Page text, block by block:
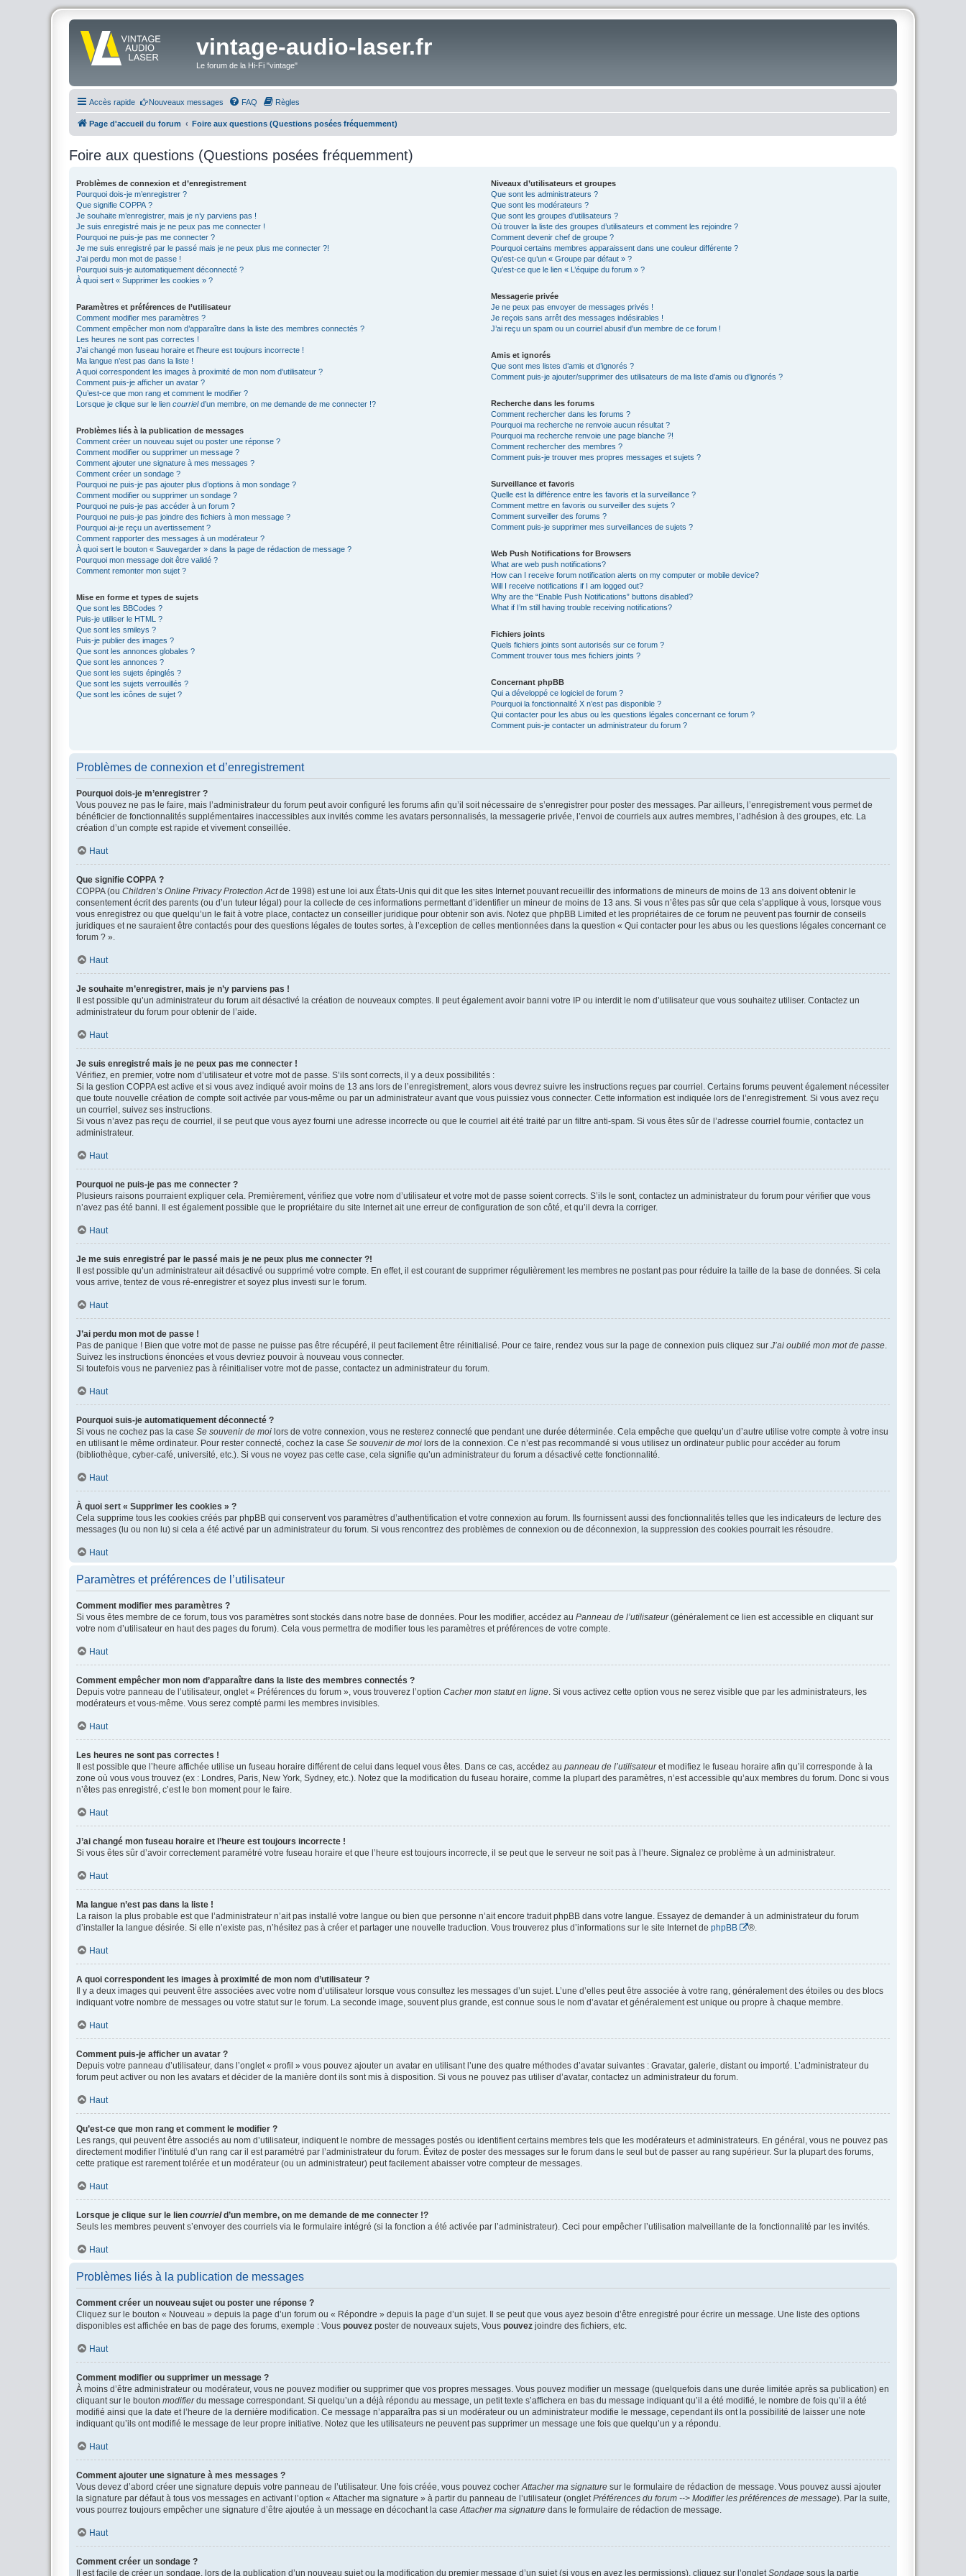
vintage-audio-laser.fr
Le forum de la Hi-Fi "vintage"
Accès rapide Nouveaux messages FAQ Règles
Page d'accueil du forum Foire aux questions (Questions posées fréquemment)
Foire aux questions (Questions posées fréquemment)
Problèmes de connexion et d’enregistrement
Pourquoi dois-je m’enregistrer ?
Que signifie COPPA ?
Je souhaite m’enregistrer, mais je n’y parviens pas !
Je suis enregistré mais je ne peux pas me connecter !
Pourquoi ne puis-je pas me connecter ?
Je me suis enregistré par le passé mais je ne peux plus me connecter ?!
J’ai perdu mon mot de passe !
Pourquoi suis-je automatiquement déconnecté ?
À quoi sert « Supprimer les cookies » ?
Paramètres et préférences de l’utilisateur
Comment modifier mes paramètres ?
Comment empêcher mon nom d’apparaître dans la liste des membres connectés ?
Les heures ne sont pas correctes !
J’ai changé mon fuseau horaire et l’heure est toujours incorrecte !
Ma langue n’est pas dans la liste !
A quoi correspondent les images à proximité de mon nom d’utilisateur ?
Comment puis-je afficher un avatar ?
Qu’est-ce que mon rang et comment le modifier ?
Lorsque je clique sur le lien courrield’un membre, on me demande de me connecter !?
Problèmes liés à la publication de messages
Comment créer un nouveau sujet ou poster une réponse ?
Comment modifier ou supprimer un message ?
Comment ajouter une signature à mes messages ?
Comment créer un sondage ?
Pourquoi ne puis-je pas ajouter plus d’options à mon sondage ?
Comment modifier ou supprimer un sondage ?
Pourquoi ne puis-je pas accéder à un forum ?
Pourquoi ne puis-je pas joindre des fichiers à mon message ?
Pourquoi ai-je reçu un avertissement ?
Comment rapporter des messages à un modérateur ?
À quoi sert le bouton « Sauvegarder » dans la page de rédaction de message ?
Pourquoi mon message doit être validé ?
Comment remonter mon sujet ?
Mise en forme et types de sujets
Que sont les BBCodes ?
Puis-je utiliser le HTML ?
Que sont les smileys ?
Puis-je publier des images ?
Que sont les annonces globales ?
Que sont les annonces ?
Que sont les sujets épinglés ?
Que sont les sujets verrouillés ?
Que sont les icônes de sujet ?
Niveaux d’utilisateurs et groupes
Que sont les administrateurs ?
Que sont les modérateurs ?
Que sont les groupes d’utilisateurs ?
Où trouver la liste des groupes d’utilisateurs et comment les rejoindre ?
Comment devenir chef de groupe ?
Pourquoi certains membres apparaissent dans une couleur différente ?
Qu’est-ce qu’un « Groupe par défaut » ?
Qu’est-ce que le lien « L’équipe du forum » ?
Messagerie privée
Je ne peux pas envoyer de messages privés !
Je reçois sans arrêt des messages indésirables !
J’ai reçu un spam ou un courriel abusif d’un membre de ce forum !
Amis et ignorés
Que sont mes listes d’amis et d’ignorés ?
Comment puis-je ajouter/supprimer des utilisateurs de ma liste d’amis ou d’ignorés ?
Recherche dans les forums
Comment rechercher dans les forums ?
Pourquoi ma recherche ne renvoie aucun résultat ?
Pourquoi ma recherche renvoie une page blanche ?!
Comment rechercher des membres ?
Comment puis-je trouver mes propres messages et sujets ?
Surveillance et favoris
Quelle est la différence entre les favoris et la surveillance ?
Comment mettre en favoris ou surveiller des sujets ?
Comment surveiller des forums ?
Comment puis-je supprimer mes surveillances de sujets ?
Web Push Notifications for Browsers
What are web push notifications?
How can I receive forum notification alerts on my computer or mobile device?
Will I receive notifications if I am logged out?
Why are the “Enable Push Notifications” buttons disabled?
What if I’m still having trouble receiving notifications?
Fichiers joints
Quels fichiers joints sont autorisés sur ce forum ?
Comment trouver tous mes fichiers joints ?
Concernant phpBB
Qui a développé ce logiciel de forum ?
Pourquoi la fonctionnalité X n’est pas disponible ?
Qui contacter pour les abus ou les questions légales concernant ce forum ?
Comment puis-je contacter un administrateur du forum ?
Problèmes de connexion et d’enregistrement
Pourquoi dois-je m’enregistrer ?
Vous pouvez ne pas le faire, mais l’administrateur du forum peut avoir configuré les forums afin qu’il soit nécessaire de s’enregistrer pour poster des messages. Par ailleurs, l’enregistrement vous permet de
bénéficier de fonctionnalités supplémentaires inaccessibles aux invités comme les avatars personnalisés, la messagerie privée, l’envoi de courriels aux autres membres, l’adhésion à des groupes, etc. La
création d’un compte est rapide et vivement conseillée.
Haut
Que signifie COPPA ?
COPPA (ou Children’s Online Privacy Protection Actde 1998) est une loi aux États-Unis qui dit que les sites Internet pouvant recueillir des informations de mineurs de moins de 13 ans doivent obtenir le
consentement écrit des parents (ou d’un tuteur légal) pour la collecte de ces informations permettant d’identifier un mineur de moins de 13 ans. Si vous n’êtes pas sûr que cela s’applique à vous, lorsque vous
vous enregistrez ou que quelqu’un le fait à votre place, contactez un conseiller juridique pour obtenir son avis. Notez que phpBB Limited et les propriétaires de ce forum ne peuvent pas fournir de conseils
juridiques et ne sauraient être contactés pour des questions légales de toutes sortes, à l’exception de celles mentionnées dans la question « Qui contacter pour les abus ou les questions légales concernant ce
forum ? ».
Haut
Je souhaite m’enregistrer, mais je n’y parviens pas !
Il est possible qu’un administrateur du forum ait désactivé la création de nouveaux comptes. Il peut également avoir banni votre IP ou interdit le nom d’utilisateur que vous souhaitez utiliser. Contactez un
administrateur du forum pour obtenir de l’aide.
Haut
Je suis enregistré mais je ne peux pas me connecter !
Vérifiez, en premier, votre nom d’utilisateur et votre mot de passe. S’ils sont corrects, il y a deux possibilités :
Si la gestion COPPA est active et si vous avez indiqué avoir moins de 13 ans lors de l’enregistrement, alors vous devrez suivre les instructions reçues par courriel. Certains forums peuvent également nécessiter
que toute nouvelle création de compte soit activée par vous-même ou par un administrateur avant que vous puissiez vous connecter. Cette information est indiquée lors de l’enregistrement. Si vous avez reçu
un courriel, suivez ses instructions.
Si vous n’avez pas reçu de courriel, il se peut que vous ayez fourni une adresse incorrecte ou que le courriel ait été traité par un filtre anti-spam. Si vous êtes sûr de l’adresse courriel fournie, contactez un
administrateur.
Haut
Pourquoi ne puis-je pas me connecter ?
Plusieurs raisons pourraient expliquer cela. Premièrement, vérifiez que votre nom d’utilisateur et votre mot de passe soient corrects. S’ils le sont, contactez un administrateur du forum pour vérifier que vous
n’avez pas été banni. Il est également possible que le propriétaire du site Internet ait une erreur de configuration de son côté, et qu’il devra la corriger.
Haut
Je me suis enregistré par le passé mais je ne peux plus me connecter ?!
Il est possible qu’un administrateur ait désactivé ou supprimé votre compte. En effet, il est courant de supprimer régulièrement les membres ne postant pas pour réduire la taille de la base de données. Si cela
vous arrive, tentez de vous ré-enregistrer et soyez plus investi sur le forum.
Haut
J’ai perdu mon mot de passe !
Pas de panique ! Bien que votre mot de passe ne puisse pas être récupéré, il peut facilement être réinitialisé. Pour ce faire, rendez vous sur la page de connexion puis cliquez sur J’ai oublié mon mot de passe
Suivez les instructions énoncées et vous devriez pouvoir à nouveau vous connecter.
Si toutefois vous ne parveniez pas à réinitialiser votre mot de passe, contactez un administrateur du forum.
Haut
Pourquoi suis-je automatiquement déconnecté ?
Si vous ne cochez pas la case Se souvenir de moi lors de votre connexion, vous ne resterez connecté que pendant une durée déterminée. Cela empêche que quelqu’un d’autre utilise votre compte à votre insu
en utilisant le même ordinateur. Pour rester connecté, cochez la case Se souvenir de moi lors de la connexion. Ce n’est pas recommandé si vous utilisez un ordinateur public pour accéder au forum
(bibliothèque, cyber-café, université, etc.). Si vous ne voyez pas cette case, cela signifie qu’un administrateur du forum a désactivé cette fonctionnalité.
Haut
À quoi sert « Supprimer les cookies » ?
Cela supprime tous les cookies créés par phpBB qui conservent vos paramètres d’authentification et votre connexion au forum. Ils fournissent aussi des fonctionnalités telles que les indicateurs de lecture des
messages (lu ou non lu) si cela a été activé par un administrateur du forum. Si vous rencontrez des problèmes de connexion ou de déconnexion, la suppression des cookies pourrait les résoudre.
Haut
Paramètres et préférences de l’utilisateur
Comment modifier mes paramètres ?
Si vous êtes membre de ce forum, tous vos paramètres sont stockés dans notre base de données. Pour les modifier, accédez au Panneau de l’utilisateur(généralement ce lien est accessible en cliquant sur
votre nom d’utilisateur en haut des pages du forum). Cela vous permettra de modifier tous les paramètres et préférences de votre compte.
Haut
Comment empêcher mon nom d’apparaître dans la liste des membres connectés ?
Depuis votre panneau de l’utilisateur, onglet « Préférences du forum », vous trouverez l’option Cacher mon statut en ligne . Si vous activez cette option vous ne serez visible que par les administrateurs, les
modérateurs et vous-même. Vous serez compté parmi les membres invisibles.
Haut
Les heures ne sont pas correctes !
Il est possible que l’heure affichée utilise un fuseau horaire différent de celui dans lequel vous êtes. Dans ce cas, accédez au panneau de l’utilisateuret modifiez le fuseau horaire afin qu’il corresponde à la
zone où vous vous trouvez (ex : Londres, Paris, New York, Sydney, etc.). Notez que la modification du fuseau horaire, comme la plupart des paramètres, n’est accessible qu’aux membres du forum. Donc si vous
n’êtes pas enregistré, c’est le bon moment pour le faire.
Haut
J’ai changé mon fuseau horaire et l’heure est toujours incorrecte !
Si vous êtes sûr d’avoir correctement paramétré votre fuseau horaire et que l’heure est toujours incorrecte, il se peut que le serveur ne soit pas à l’heure. Signalez ce problème à un administrateur.
Haut
Ma langue n’est pas dans la liste !
La raison la plus probable est que l’administrateur n’ait pas installé votre langue ou bien que personne n’ait encore traduit phpBB dans votre langue. Essayez de demander à un administrateur du forum
d’installer la langue désirée. Si elle n’existe pas, n’hésitez pas à créer et partager une nouvelle traduction. Vous trouverez plus d’informations sur le site Internet de phpBB ®.
Haut
A quoi correspondent les images à proximité de mon nom d’utilisateur ?
Il y a deux images qui peuvent être associées avec votre nom d’utilisateur lorsque vous consultez les messages d’un sujet. L’une d’elles peut être associée à votre rang, généralement des étoiles ou des blocs
indiquant votre nombre de messages ou votre statut sur le forum. La seconde image, souvent plus grande, est connue sous le nom d’avatar et généralement est unique ou propre à chaque membre.
Haut
Comment puis-je afficher un avatar ?
Depuis votre panneau d’utilisateur, dans l’onglet « profil » vous pouvez ajouter un avatar en utilisant l’une des quatre méthodes d’avatar suivantes : Gravatar, galerie, distant ou importé. L’administrateur du
forum peut activer ou non les avatars et décider de la manière dont ils sont mis à disposition. Si vous ne pouvez pas utiliser d’avatar, contactez un administrateur du forum.
Haut
Qu’est-ce que mon rang et comment le modifier ?
Les rangs, qui peuvent être associés au nom d’utilisateur, indiquent le nombre de messages postés ou identifient certains membres tels que les modérateurs et administrateurs. En général, vous ne pouvez pas
directement modifier l’intitulé d’un rang car il est paramétré par l’administrateur du forum. Évitez de poster des messages sur le forum dans le seul but de passer au rang supérieur. Sur la plupart des forums,
cette pratique est rarement tolérée et un modérateur (ou un administrateur) peut facilement abaisser votre compteur de messages.
Haut
Lorsque je clique sur le lien courrield’un membre, on me demande de me connecter !?
Seuls les membres peuvent s’envoyer des courriels via le formulaire intégré (si la fonction a été activée par l’administrateur). Ceci pour empêcher l’utilisation malveillante de la fonctionnalité par les invités.
Haut
Problèmes liés à la publication de messages
Comment créer un nouveau sujet ou poster une réponse ?
Cliquez sur le bouton « Nouveau » depuis la page d’un forum ou « Répondre » depuis la page d’un sujet. Il se peut que vous ayez besoin d’être enregistré pour écrire un message. Une liste des options
disponibles est affichée en bas de page des forums, exemple : Vous pouvez poster de nouveaux sujets, Vous pouvez joindre des fichiers, etc.
Haut
Comment modifier ou supprimer un message ?
À moins d’être administrateur ou modérateur, vous ne pouvez modifier ou supprimer que vos propres messages. Vous pouvez modifier un message (quelquefois dans une durée limitée après sa publication) en
cliquant sur le bouton modifierdu message correspondant. Si quelqu’un a déjà répondu au message, un petit texte s’affichera en bas du message indiquant qu’il a été modifié, le nombre de fois qu’il a été
modifié ainsi que la date et l’heure de la dernière modification. Ce message n’apparaîtra pas si un modérateur ou un administrateur modifie le message, cependant ils ont la possibilité de laisser une note
indiquant qu’ils ont modifié le message de leur propre initiative. Notez que les utilisateurs ne peuvent pas supprimer un message une fois que quelqu’un y a répondu.
Haut
Comment ajouter une signature à mes messages ?
Vous devez d’abord créer une signature depuis votre panneau de l’utilisateur. Une fois créée, vous pouvez cocherAttacher ma signature sur le formulaire de rédaction de message. Vous pouvez aussi ajouter
la signature par défaut à tous vos messages en activant l’option « Attacher ma signature » à partir du panneau de l’utilisateur (ongletPréférences du forum --> Modifier les préférences de message). Par la suite,
vous pourrez toujours empêcher une signature d’être ajoutée à un message en décochant la caseAttacher ma signature dans le formulaire de rédaction de message.
Haut
Comment créer un sondage ?
Il est facile de créer un sondage, lors de la publication d’un nouveau sujet ou la modification du premier message d’un sujet (si vous en avez les permissions), cliquez sur l’ongletSondage sous la partie